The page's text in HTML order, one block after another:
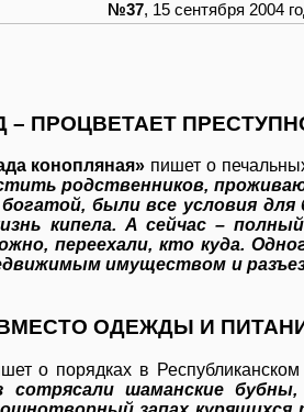
№37, 15 сентября 2004
– ПРОЦВЕТАЕТ
конопляная» пишет о
родственников,
были все условия для
кипела. А сейчас –
переехали, кто куда.
имуществом и
ОДЕЖДЫ И
о порядках в
шаманские